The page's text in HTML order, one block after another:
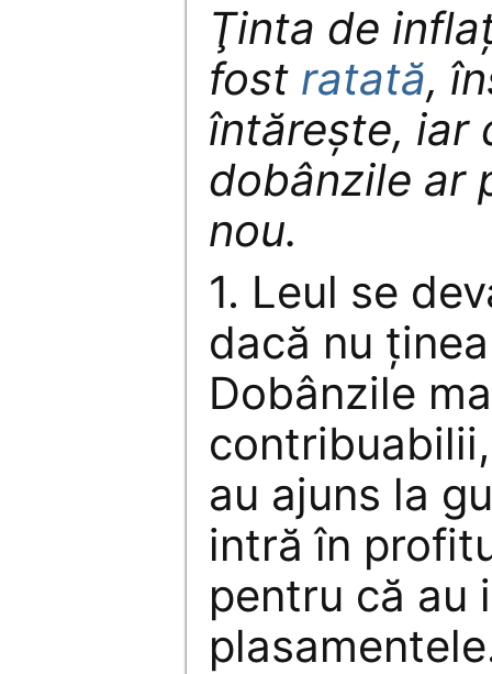
Ţinta de
fost ratată,
întăreşte, iar
dobânzile ar
nou.
1. Leul se
dacă nu
Dobânzile
au ajuns la
intră în
pentru că au